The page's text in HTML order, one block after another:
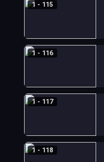
1 - 115
1 - 116
1 - 117
1 - 118